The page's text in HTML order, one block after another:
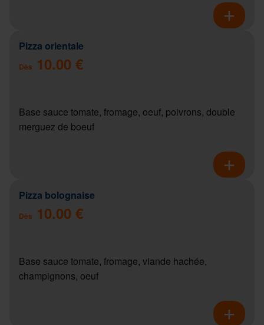
Pizza orientale
Dès 10.00 €
Base sauce tomate, fromage, oeuf, poivrons, double
merguez de boeuf
Pizza bolognaise
Dès 10.00 €
Base sauce tomate, fromage, viande hachée,
champignons, oeuf